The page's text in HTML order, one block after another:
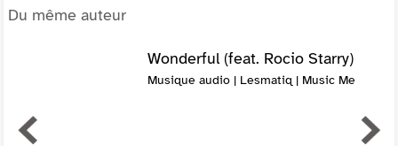
Du même auteur
Wonderful (feat. Rocio Starry)
Musique audio | Lesmatiq | Music Me